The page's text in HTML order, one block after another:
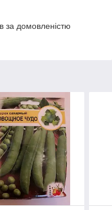
за домовленістю